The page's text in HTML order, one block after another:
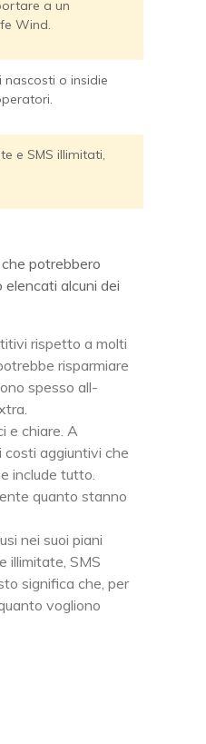
a un
Wind.
o insidie
e SMS illimitati,
potrebbero
alcuni dei
rispetto a molti
risparmiare
spesso all-
e chiare. A
costi aggiuntivi che
include tutto.
quanto stanno
nei suoi piani
illimitate, SMS
significa che, per
vogliono